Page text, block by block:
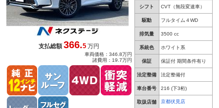
シフト CVT（無段変速車）
駆動 フルタイム４WD
排気量 3500 cc
系統色 ホワイト系
保証 保証付 期間条件有り
法定整備 法定整備付
車台番号 216 (下3桁)
取扱店舗 京都伏見店
支払総額366.5 万円
車両価格：346.8万円
諸費用：19.7万円